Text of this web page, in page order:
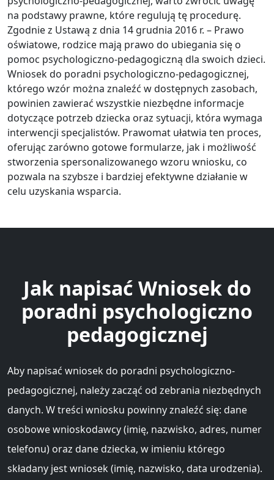
na podstawy prawne, które regulują tę procedurę.
Zgodnie z Ustawą z dnia 14 grudnia 2016 r. – Prawo
oświatowe, rodzice mają prawo do ubiegania się o
pomoc psychologiczno-pedagogiczną dla swoich dzieci.
Wniosek do poradni psychologiczno-pedagogicznej,
którego wzór można znaleźć w dostępnych zasobach,
powinien zawierać wszystkie niezbędne informacje
dotyczące potrzeb dziecka oraz sytuacji, która wymaga
interwencji specjalistów. Prawomat ułatwia ten proces,
oferując zarówno gotowe formularze, jak i możliwość
stworzenia spersonalizowanego wzoru wniosku, co
pozwala na szybsze i bardziej efektywne działanie w
celu uzyskania wsparcia.
Jak napisać Wniosek do
poradni psychologiczno
pedagogicznej
Aby napisać wniosek do poradni psychologiczno-
pedagogicznej, należy zacząć od zebrania niezbędnych
danych. W treści wniosku powinny znaleźć się: dane
osobowe wnioskodawcy (imię, nazwisko, adres, numer
telefonu) oraz dane dziecka, w imieniu którego
składany jest wniosek (imię, nazwisko, data urodzenia).